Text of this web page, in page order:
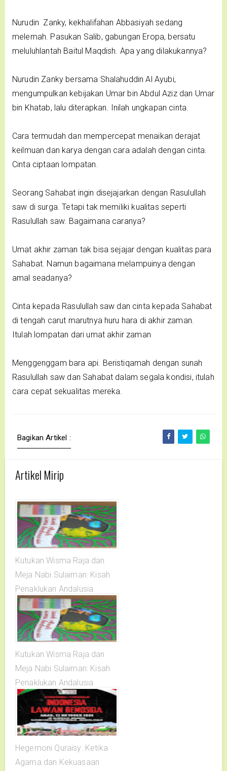
Nurudin Zanky, kekhalifahan Abbasiyah sedang
melemah. Pasukan Salib, gabungan Eropa, bersatu
meluluhlantah Baitul Maqdish. Apa yang dilakukannya?
Nurudin Zanky bersama Shalahuddin Al Ayubi,
mengumpulkan kebijakan Umar bin Abdul Aziz dan Umar
bin Khatab, lalu diterapkan. Inilah ungkapan cinta.
Cara termudah dan mempercepat menaikan derajat
keilmuan dan karya dengan cara adalah dengan cinta.
Cinta ciptaan lompatan.
Seorang Sahabat ingin disejajarkan dengan Rasulullah
saw di surga. Tetapi tak memiliki kualitas seperti
Rasulullah saw. Bagaimana caranya?
Umat akhir zaman tak bisa sejajar dengan kualitas para
Sahabat. Namun bagaimana melampuinya dengan
amal seadanya?
Cinta kepada Rasulullah saw dan cinta kepada Sahabat
di tengah carut marutnya huru hara di akhir zaman.
Itulah lompatan dari umat akhir zaman
Menggenggam bara api. Beristiqamah dengan sunah
Rasulullah saw dan Sahabat dalam segala kondisi, itulah
cara cepat sekualitas mereka.
Bagikan Artikel :
Artikel Mirip
Kutukan Wisma Raja dan
Meja Nabi Sulaiman: Kisah
Penaklukan Andalusia
Kutukan Wisma Raja dan
Meja Nabi Sulaiman: Kisah
Penaklukan Andalusia
Hegemoni Quraisy: Ketika
Agama dan Kekuasaan